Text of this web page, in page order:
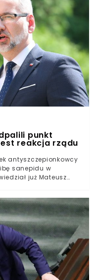
oraz mandatów dla
nie kłamią –
na naszych
punkt
reakcja rządu
antyszczepionkowcy
sanepidu w
już Mateusz
przeciwnych
się na
częściej zaczyna
było między innymi w
gdzie zaatakowano
do zabiegów
sanepidu.